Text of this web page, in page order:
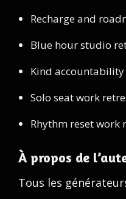
Recharge and
Blue hour studio
Kind
Solo seat work
Rhythm reset work
À propos de
Tous les